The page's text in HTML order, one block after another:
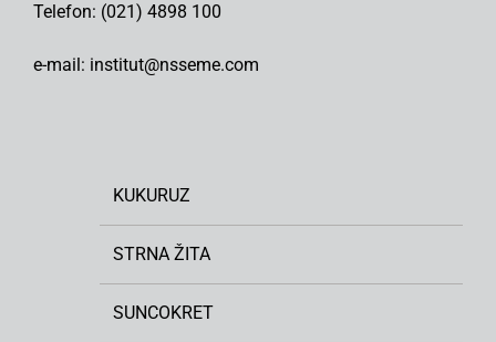
Telefon: (021) 4898 100
e-mail: institut@nsseme.com
KUKURUZ
STRNA ŽITA
SUNCOKRET